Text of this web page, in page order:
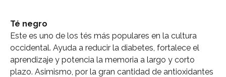
Té negro
Este es uno de los tés más populares en la cultura
occidental. Ayuda a reducir la diabetes, fortalece el
aprendizaje y potencia la memoria a largo y corto
plazo. Asimismo, por la gran cantidad de antioxidantes